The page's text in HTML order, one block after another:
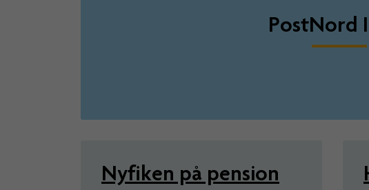
PostNord
Nyfiken på pension